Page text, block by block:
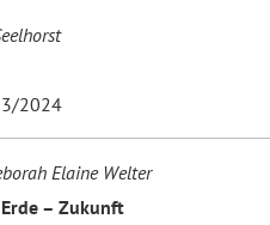
für
3/2024
Elaine Welter
– Zukunft